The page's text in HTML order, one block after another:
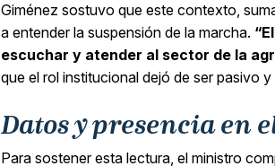
Giménez sostuvo que este contexto,
a entender la suspensión de la marcha.
escuchar y atender al sector de la
que el rol institucional dejó de ser pasivo
Datos y presencia en
Para sostener esta lectura, el ministro